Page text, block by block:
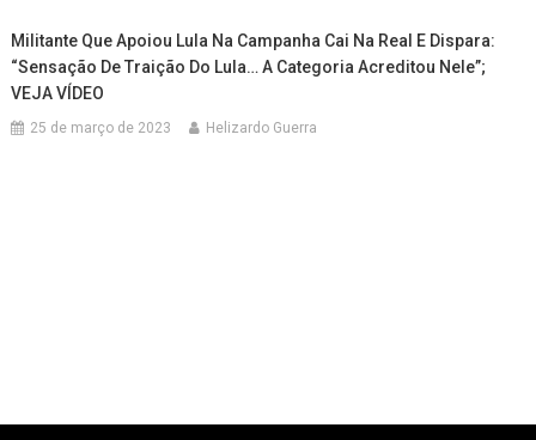
Militante Que Apoiou Lula Na Campanha Cai Na Real E Dispara:
“Sensação De Traição Do Lula… A Categoria Acreditou Nele”;
VEJA VÍDEO
25 de março de 2023 Helizardo Guerra